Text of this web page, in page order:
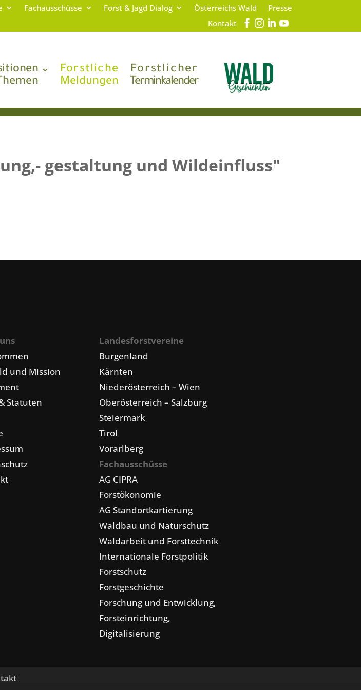
Fachausschüsse Forst & Jagd Dialog Österreichs Wald
Presse
Kontakt
Forstliche
Meldungen
Forstlicher
Terminkalender
gestaltung und Wildeinfluss"
und Mission
Statuten
Landesforstvereine
Burgenland
Kärnten
Niederösterreich – Wien
Oberösterreich – Salzburg
Steiermark
Tirol
Vorarlberg
Fachausschüsse
AG CIPRA
Forstökonomie
AG Standortkartierung
Waldbau und Naturschutz
Waldarbeit und Forsttechnik
Internationale Forstpolitik
Forstschutz
Forstgeschichte
Forschung und Entwicklung,
Forsteinrichtung,
Digitalisierung